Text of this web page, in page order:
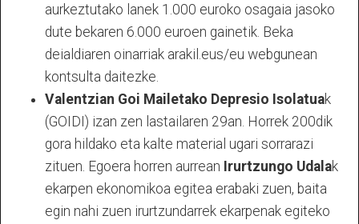
aurkeztutako lanek 1.000 euroko osagaia jasoko
dute bekaren 6.000 euroen gainetik. Beka
deialdiaren oinarriak arakil.eus/eu webgunean
kontsulta daitezke.
Valentzian Goi Mailetako Depresio Isolatuak
(GOIDI) izan zen lastailaren 29an. Horrek 200dik
gora hildako eta kalte material ugari sorrarazi
zituen. Egoera horren aurrean Irurtzungo Udalak
ekarpen ekonomikoa egitea erabaki zuen, baita
egin nahi zuen irurtzundarrek ekarpenak egiteko